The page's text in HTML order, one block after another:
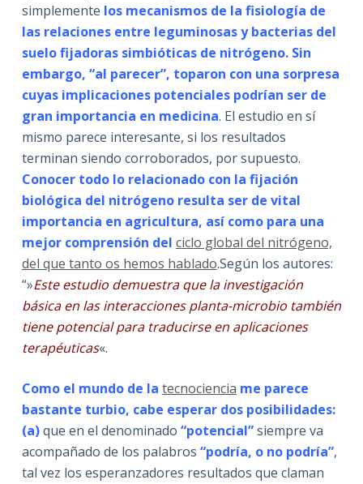
simplemente los mecanismos de la fisiología de
las relaciones entre leguminosas y bacterias del
suelo fijadoras simbióticas de nitrógeno. Sin
embargo, “al parecer”, toparon con una sorpresa
cuyas implicaciones potenciales podrían ser de
gran importancia en medicina. El estudio en sí
mismo parece interesante, si los resultados
terminan siendo corroborados, por supuesto.
Conocer todo lo relacionado con la fijación
biológica del nitrógeno resulta ser de vital
importancia en agricultura, así como para una
mejor comprensión del ciclo global del nitrógeno,
del que tanto os hemos hablado.Según los autores:
“»Este estudio demuestra que la investigación
básica en las interacciones planta-microbio también
tiene potencial para traducirse en aplicaciones
terapéuticas«.
Como el mundo de la tecnociencia me parece
bastante turbio, cabe esperar dos posibilidades:
(a)que en el denominado “potencial”siempre va
acompañado de los palabros “podría, o no podría”,
tal vez los esperanzadores resultados que claman